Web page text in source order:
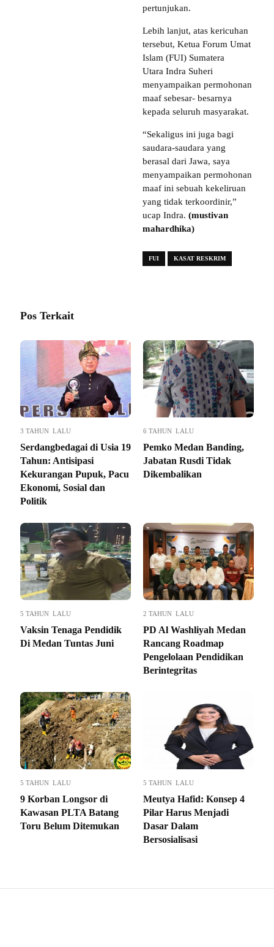
pertunjukan.
Lebih lanjut, atas kericuhan
tersebut, Ketua Forum Umat
Islam (FUI) Sumatera
Utara Indra Suheri
menyampaikan permohonan
maaf sebesar- besarnya
kepada seluruh masyarakat.
“Sekaligus ini juga bagi
saudara-saudara yang
berasal dari Jawa, saya
menyampaikan permohonan
maaf ini sebuah kekeliruan
yang tidak terkoordinir,”
ucap Indra. (mustivan
mahardhika)
FUI KASAT RESKRIM
Pos Terkait
3 TAHUN LALU
Serdangbedagai di Usia 19
Tahun: Antisipasi
Kekurangan Pupuk, Pacu
Ekonomi, Sosial dan
Politik
6 TAHUN LALU
Pemko Medan Banding,
Jabatan Rusdi Tidak
Dikembalikan
5 TAHUN LALU
Vaksin Tenaga Pendidik
Di Medan Tuntas Juni
2 TAHUN LALU
PD Al Washliyah Medan
Rancang Roadmap
Pengelolaan Pendidikan
Berintegritas
5 TAHUN LALU
9 Korban Longsor di
Kawasan PLTA Batang
Toru Belum Ditemukan
5 TAHUN LALU
Meutya Hafid: Konsep 4
Pilar Harus Menjadi
Dasar Dalam
Bersosialisasi